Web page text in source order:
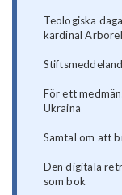
Teologiska
kardinal
För ett
Ukraina
Samtal om att
Den digitala
som bok